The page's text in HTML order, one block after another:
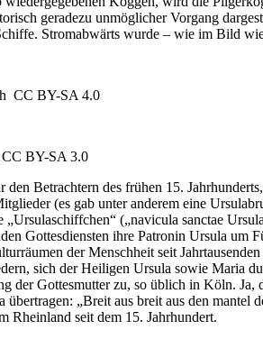
geradezu unmöglicher Vorgang
Stromabwärts wurde – wie im Bild
CC BY-SA 4.0
BY-SA 3.0
den Betrachtern des frühen 15.
(es gab unter anderem eine
(„navicula sanctae
Gottesdiensten ihre Patronin Ursula
der Menschheit seit
sich der Heiligen Ursula sowie Maria
der Gottesmutter zu, so üblich in Köln.
„Breit aus breit aus den
Rheinland seit dem 15. Jahrhundert.